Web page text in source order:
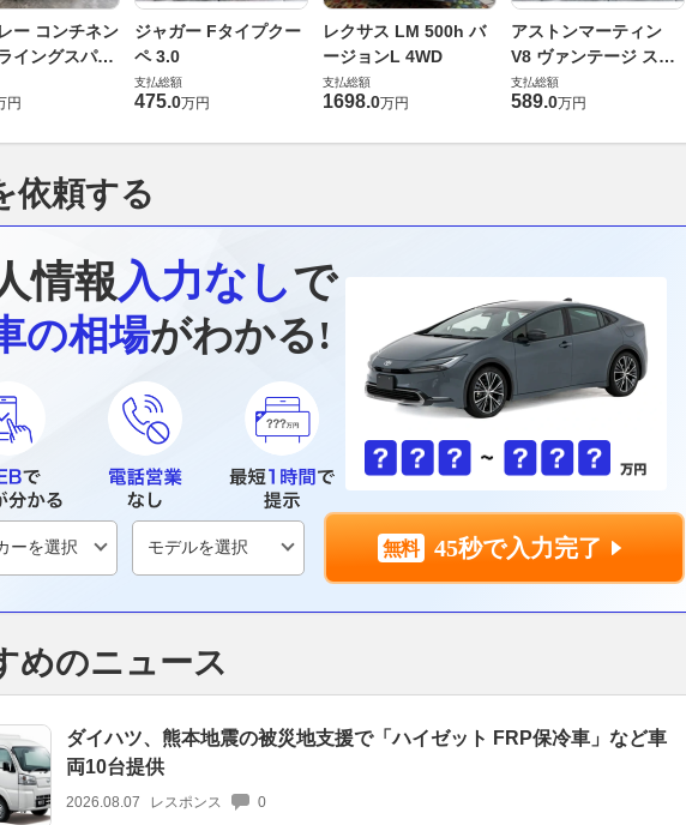
ー コンチネン
イングスパー
円
ジャガー Fタイプクー
ペ 3.0
支払総額
475.0万円
レクサス LM 500h バ
ージョンL 4WD
支払総額
1698.0万円
アストンマーティン
V8 ヴァンテージ スポ
ーツシフト
支払総額
589.0万円
依頼する
情報入力なしで
の相場がわかる!
45秒で入力完了
めのニュース
ダイハツ、熊本地震の被災地支援で「ハイゼット FRP保冷車」など車
両10台提供
2026.08.07 レスポンス 0